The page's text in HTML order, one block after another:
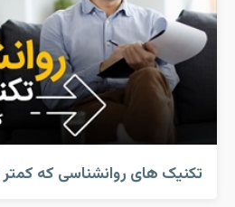
تکنیک های روانشناسی که